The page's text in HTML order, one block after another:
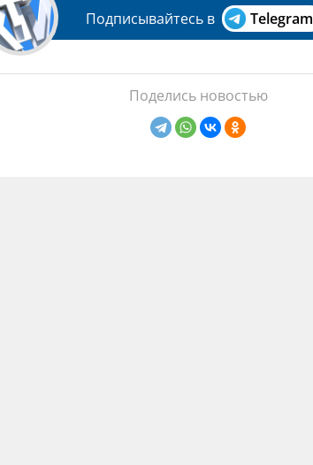
Подписывайтесь в Telegram
Поделись новостью